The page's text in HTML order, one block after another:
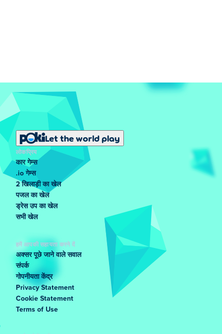
Let the world play
लोकप्रिय
कार गेम्स
.io गेम्स
2 खिलाड़ी का खेल
पजल का खेल
ड्रेस उप का खेल
सभी खेल
हमें आपकी सहायता करने दें
अक्सर पूछे जाने वाले सवाल
संपर्क
गोपनीयता केंद्र
Privacy Statement
Cookie Statement
Terms of Use